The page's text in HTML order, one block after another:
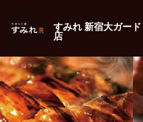
すみれ 新宿大ガード
店